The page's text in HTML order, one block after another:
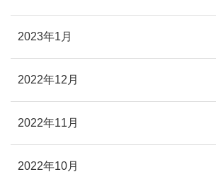
2023年1月
2022年12月
2022年11月
2022年10月